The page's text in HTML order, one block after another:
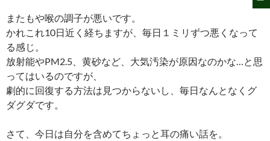
またもや喉の調子が悪いです。
かれこれ10日近く経ちますが、毎日１ミリずつ悪くなって
る感じ。
放射能やPM2.5、黄砂など、大気汚染が原因なのかな…と思
ってはいるのですが、
劇的に回復する方法は見つからないし、毎日なんとなくグ
ダグダです。
さて、今日は自分を含めてちょっと耳の痛い話を。